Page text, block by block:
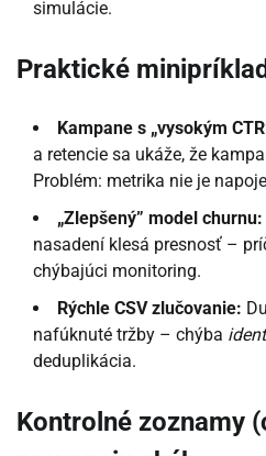
simulácie.
Praktické
Kampane s „vysokým
a retencie sa ukáže, že
Problém: metrika nie je
„Zlepšený” model churnu:
nasadení klesá presnosť –
chýbajúci monitoring.
Rýchle CSV zlučovanie:
nafúknuté tržby – chýba
deduplikácia.
Kontrolné zoznamy